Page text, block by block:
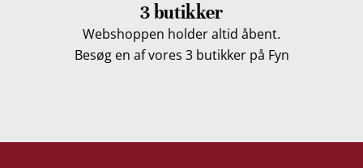
3 butikker
Webshoppen holder altid åbent.
Besøg en af vores 3 butikker på Fyn